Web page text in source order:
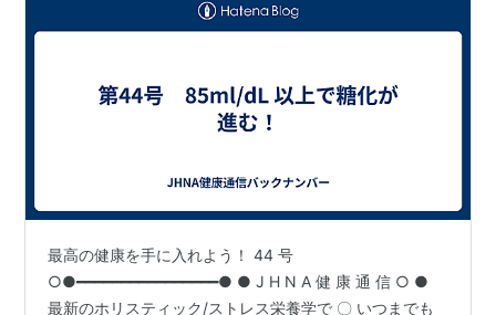
最高の健康を手に入れよう！ 44 号
○●━━━━━━━━━━━━━━━━● ● J H N A 健 康 通 信 ○ ●
最新のホリスティック/ストレス栄養学で 〇 いつまでも